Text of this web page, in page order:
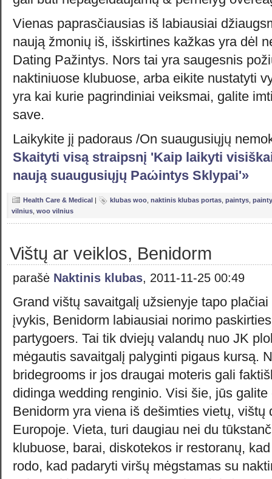
Vienas paprasčiausias iš labiausiai
naują žmonių iš, išskirtines kažkas yra dėl
Dating Pažintys. Nors tai yra saugesnis
naktiniuose klubuose, arba eikite nustatyti
yra kai kurie pagrindiniai veiksmai, galite
save.
Laikykite jį padoraus /On suaugusiųjų
Skaityti visą straipsnį 'Kaip laikyti
naują suaugusiųjų Paώintys Sklypai'»
Health Care & Medical | klubas woo naktinis klubas portas paintys
vilnius woo vilnius
Vištų ar veiklos, Benidorm
parašė Naktinis klubas, 2011-11-25 00:49
Grand vištų savaitgalį užsienyje tapo
įvykis, Benidorm labiausiai norimo
partygoers. Tai tik dviejų valandų nuo JK
mėgautis savaitgalį palyginti pigaus kursą.
bridegrooms ir jos draugai moteris gali
didinga wedding renginio. Visi šie, jūs
Benidorm yra viena iš dešimties vietų, vištų
Europoje. Vieta, turi daugiau nei du
klubuose, barai, diskotekos ir restoranų,
rodo, kad padaryti viršų mėgstamas su